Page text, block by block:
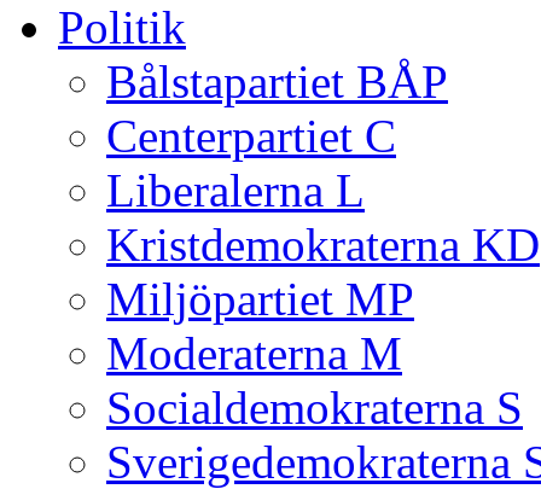
Politik
Bålstapartiet BÅP
Centerpartiet C
Liberalerna L
Kristdemokraterna KD
Miljöpartiet MP
Moderaterna M
Socialdemokraterna S
Sverigedemokraterna